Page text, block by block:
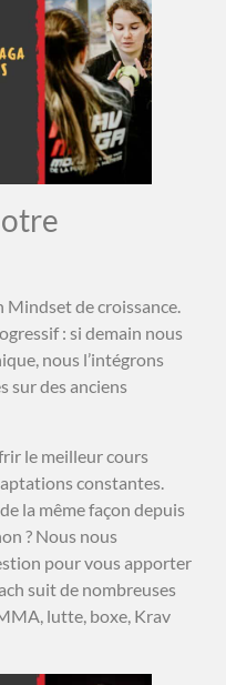
de croissance.
: si demain nous
nous l’intégrons
sur des anciens
le meilleur cours
constantes.
la même façon depuis
? Nous nous
pour vous apporter
suit de nombreuses
lutte, boxe, Krav